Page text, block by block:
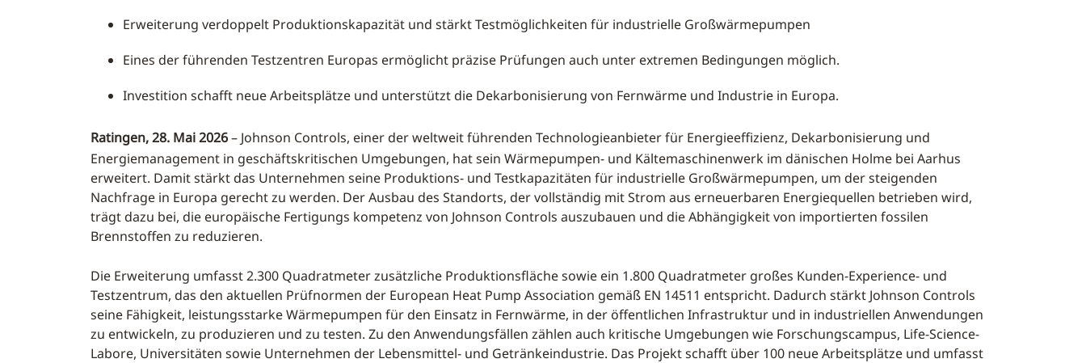
Erweiterung verdoppelt Produktionskapazität und stärkt Testmöglichkeiten für industrielle Großwärmepumpen
Eines der führenden Testzentren Europas ermöglicht präzise Prüfungen auch unter extremen Bedingungen möglich.
Investition schafft neue Arbeitsplätze und unterstützt die Dekarbonisierung von Fernwärme und Industrie in Europa.
Ratingen, 28. Mai 2026– Johnson Controls, einer der weltweit führenden Technologieanbieter für Energieeffizienz, Dekarbonisierung und
Energiemanagement in geschäftskritischen Umgebungen, hat sein Wärmepumpen- und Kältemaschinenwerk im dänischen Holme bei Aarhus
erweitert. Damit stärkt das Unternehmen seine Produktions- und Testkapazitäten für industrielle Großwärmepumpen, um der steigenden
Nachfrage in Europa gerecht zu werden. Der Ausbau des Standorts, der vollständig mit Strom aus erneuerbaren Energiequellen betrieben wird,
trägt dazu bei, die europäische Fertigungs kompetenz von Johnson Controls auszubauen und die Abhängigkeit von importierten fossilen
Brennstoffen zu reduzieren.
Die Erweiterung umfasst 2.300 Quadratmeter zusätzliche Produktionsfläche sowie ein 1.800 Quadratmeter großes Kunden-Experience- und
Testzentrum, das den aktuellen Prüfnormen der European Heat Pump Association gemäß EN 14511 entspricht. Dadurch stärkt Johnson Controls
seine Fähigkeit, leistungsstarke Wärmepumpen für den Einsatz in Fernwärme, in der öffentlichen Infrastruktur und in industriellen Anwendungen
zu entwickeln, zu produzieren und zu testen. Zu den Anwendungsfällen zählen auch kritische Umgebungen wie Forschungscampus, Life-Science-
Labore, Universitäten sowie Unternehmen der Lebensmittel- und Getränkeindustrie. Das Projekt schafft über 100 neue Arbeitsplätze und umfasst